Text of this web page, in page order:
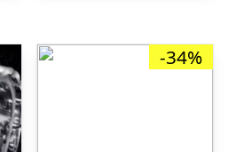
-34%